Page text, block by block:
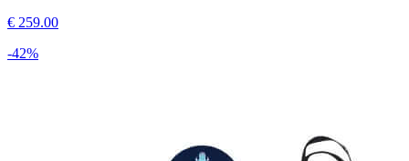
€ 259.00
-42%